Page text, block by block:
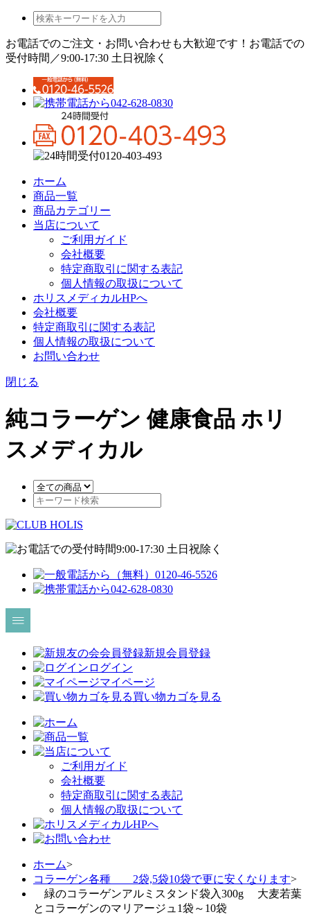
お電話でのご注文・お問い合わせも大歓迎です！ お電話での
受付時間／9:00-17:30 土日祝除く
ホーム
商品一覧
商品カテゴリー
当店について
ご利用ガイド
会社概要
特定商取引に関する表記
個人情報の取扱について
ホリスメディカルHPへ
会社概要
特定商取引に関する表記
個人情報の取扱について
お問い合わせ
閉じる
純コラーゲン 健康食品 ホリ
スメディカル
新規会員登録
ログイン
マイページ
買い物カゴを見る
ご利用ガイド
会社概要
特定商取引に関する表記
個人情報の取扱について
ホーム>
コラーゲン各種 2袋,5袋10袋で更に安くなります>
緑のコラーゲンアルミスタンド袋入300g 大麦若葉
とコラーゲンのマリアージュ1袋～10袋